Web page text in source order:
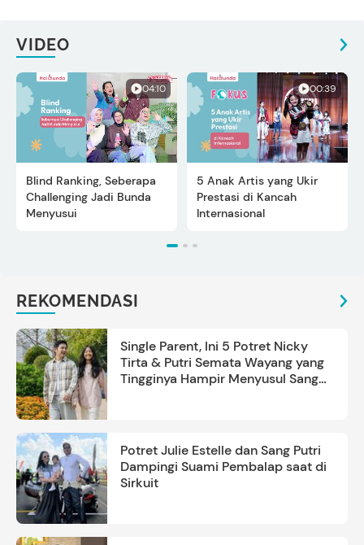
VIDEO
04:10
Blind Ranking, Seberapa
Challenging Jadi Bunda
Menyusui
00:39
5 Anak Artis yang Ukir
Prestasi di Kancah
Internasional
REKOMENDASI
Single Parent, Ini 5 Potret Nicky
Tirta & Putri Semata Wayang yang
Tingginya Hampir Menyusul Sang
Potret Julie Estelle dan Sang Putri
Dampingi Suami Pembalap saat di
Sirkuit